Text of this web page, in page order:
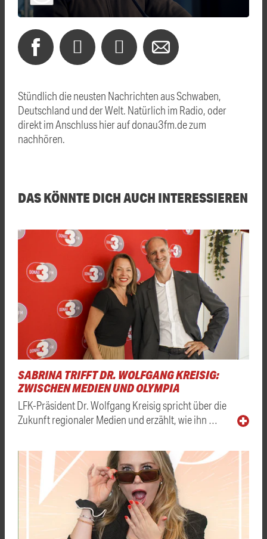
Stündlich die neusten Nachrichten aus Schwaben,
Deutschland und der Welt. Natürlich im Radio, oder
direkt im Anschluss hier auf donau3fm.de zum
nachhören.
DAS KÖNNTE DICH AUCH INTERESSIEREN
SABRINA TRIFFT DR. WOLFGANG KREISIG:
ZWISCHEN MEDIEN UND OLYMPIA
LFK-Präsident Dr. Wolfgang Kreisig spricht über die
Zukunft regionaler Medien und erzählt, wie ihn …